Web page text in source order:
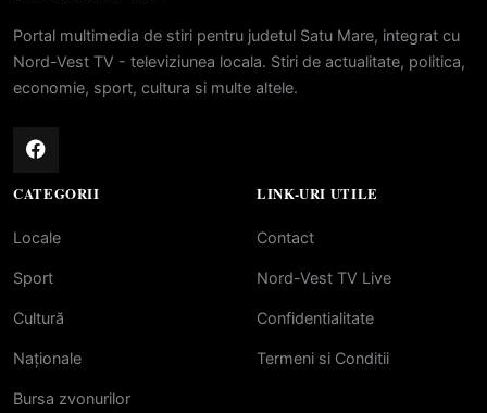
Portal multimedia de stiri pentru judetul Satu Mare, integrat cu
Nord-Vest TV - televiziunea locala. Stiri de actualitate, politica,
economie, sport, cultura si multe altele.
CATEGORII
Locale
Sport
Cultură
Naționale
Bursa zvonurilor
LINK-URI UTILE
Contact
Nord-Vest TV Live
Confidentialitate
Termeni si Conditii